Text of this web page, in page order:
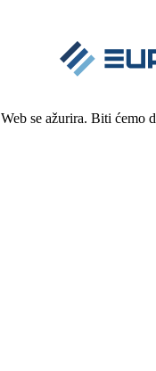
Web se ažurira. Biti ćemo